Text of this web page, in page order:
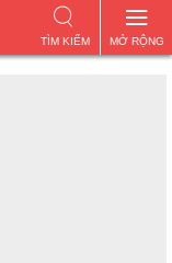
MỞ RỘNG
TÌM KIẾM